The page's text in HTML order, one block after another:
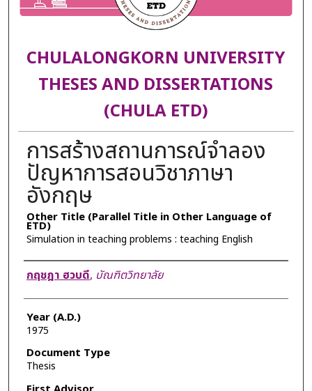
CHULALONGKORN UNIVERSITY
THESES AND DISSERTATIONS
(CHULA ETD)
การสร้างสถานการณ์จำลอง
ปัญหาการสอนวิชาภาษา
อังกฤษ
Other Title (Parallel Title in Other Language of
ETD)
Simulation in teaching problems : teaching English
Author
กฤชฎา ฮวบดี, บัณฑิตวิทยาลัย
Year (A.D.)
1975
Document Type
Thesis